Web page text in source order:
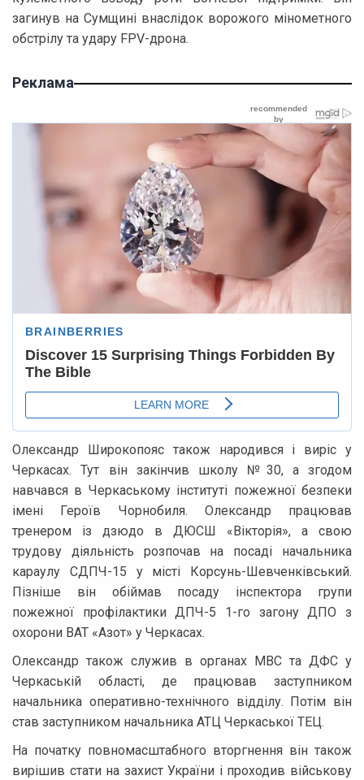
загинув на Сумщині внаслідок ворожого мінометного
обстрілу та удару FPV-дрона.
Реклама
Олександр Широкопояс також народився і виріс у
Черкасах. Тут він закінчив школу №30, а згодом
навчався в Черкаському інституті пожежної безпеки
імені Героїв Чорнобиля. Олександр працював
тренером із дзюдо в ДЮСШ «Вікторія», а свою
трудову діяльність розпочав на посаді начальника
караулу СДПЧ-15 у місті Корсунь-Шевченківський.
Пізніше він обіймав посаду інспектора групи
пожежної профілактики ДПЧ-5 1-го загону ДПО з
охорони ВАТ «Азот» у Черкасах.
Олександр також служив в органах МВС та ДФС у
Черкаській області, де працював заступником
начальника оперативно-технічного відділу. Потім він
став заступником начальника АТЦ Черкаської ТЕЦ.
На початку повномасштабного вторгнення він також
вирішив стати на захист України і проходив військову